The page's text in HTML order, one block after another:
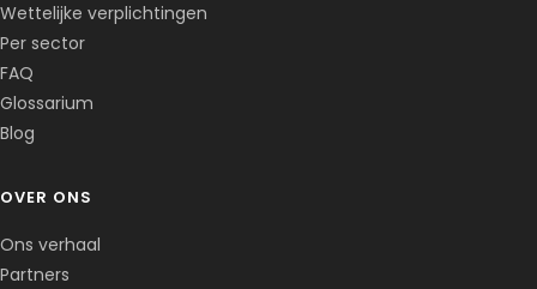
Wettelijke verplichtingen
Per sector
FAQ
Glossarium
Blog
OVER ONS
Ons verhaal
Partners